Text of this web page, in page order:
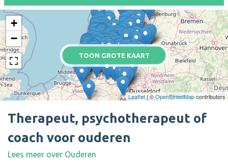
TOON GROTE KAART
+
−
Leaflet| ©OpenStreetMapcontributors
Therapeut, psychotherapeut of
coach voor ouderen
Lees meer over Ouderen